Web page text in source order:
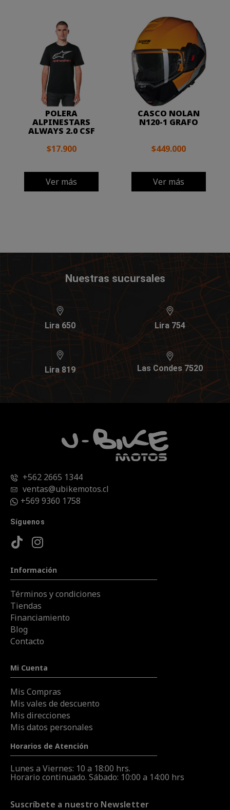
POLERA
ALPINESTARS
ALWAYS 2.0 CSF
$17.900
Ver más
CASCO NOLAN
N120-1 GRAFO
$449.000
Ver más
Nuestras sucursales
Lira 650 Lira 754
Lira 819 Las Condes 7520
+562 2665 1344
ventas@ubikemotos.cl
+569 9360 1758
Síguenos
Información
Términos y condiciones
Tiendas
Financiamiento
Blog
Contacto
Mi Cuenta
Mis Compras
Mis vales de descuento
Mis direcciones
Mis datos personales
Horarios de Atención
Lunes a Viernes: 10 a 18:00 hrs.
Horario continuado. Sábado: 10:00 a 14:00 hrs
Suscríbete a nuestro Newsletter